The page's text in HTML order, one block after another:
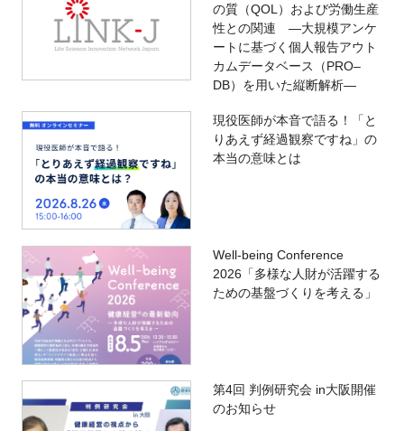
の質（QOL）および労働生産
性との関連 ―大規模アンケ
ートに基づく個人報告アウト
カムデータベース（PRO‒
DB）を用いた縦断解析―
現役医師が本音で語る！「と
りあえず経過観察ですね」の
本当の意味とは
Well-being Conference
2026「多様な人財が活躍する
ための基盤づくりを考える」
第4回 判例研究会 in大阪開催
のお知らせ